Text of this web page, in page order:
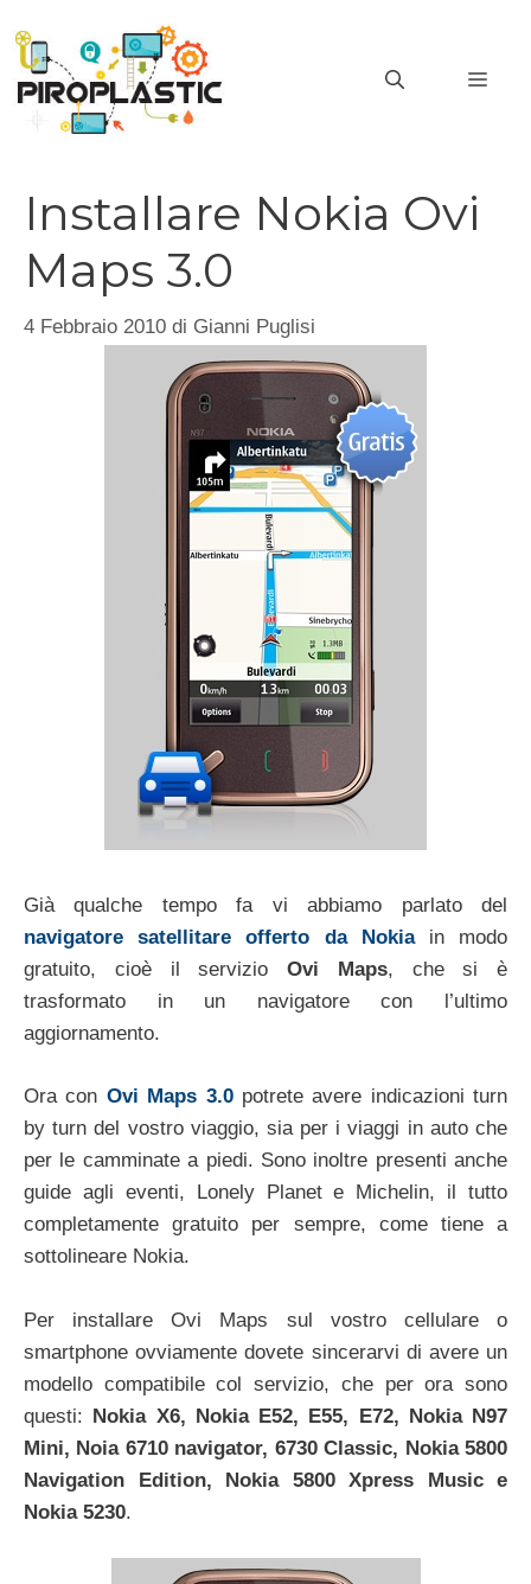
contenuto
Installare Nokia Ovi
Maps 3.0
4 Febbraio 2010 di Gianni Puglisi
Già qualche tempo fa vi abbiamo parlato del
navigatore satellitare offerto da Nokiain modo
gratuito, cioè il servizio Ovi Maps, che si è
trasformato in un navigatore con l’ultimo
aggiornamento.
Ora con Ovi Maps 3.0potrete avere indicazioni turn
by turn del vostro viaggio, sia per i viaggi in auto che
per le camminate a piedi. Sono inoltre presenti anche
guide agli eventi, Lonely Planet e Michelin, il tutto
completamente gratuito per sempre, come tiene a
sottolineare Nokia.
Per installare Ovi Maps sul vostro cellulare o
smartphone ovviamente dovete sincerarvi di avere un
modello compatibile col servizio, che per ora sono
questi: Nokia X6, Nokia E52, E55, E72, Nokia N97
Mini, Noia 6710 navigator, 6730 Classic, Nokia 5800
Navigation Edition, Nokia 5800 Xpress Music e
Nokia 5230.